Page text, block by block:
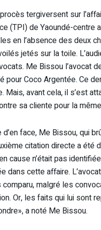
tergiversent sur
(TPI) de Yaoundé-
en l’absence des deux
jetés sur la toile.
Me Bissou l’avocat
Coco Argentée. Ce
avant cela, il s’est
sa cliente pour la
face, Me Bissou, qui
citation directe a
n’était pas identifiée.
dans cette affaire.
malgré les
Or, les faits qui lui sont
a noté Me Bissou.